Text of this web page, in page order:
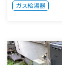
ガス給湯器